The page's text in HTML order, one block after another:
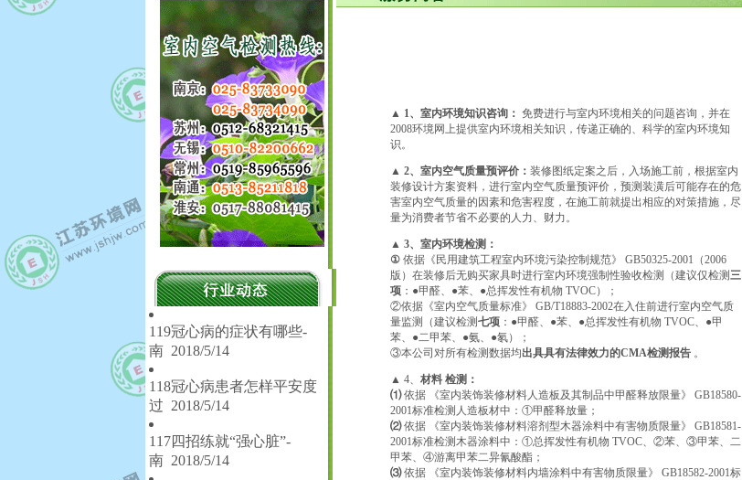
119冠心病的症状有哪些-
南2018/5/14
118冠心病患者怎样平安度
过 2018/5/14
117四招练就“强心脏”-
南2018/5/14
▲ 1、室内环境知识咨询： 免费进行与室内环境相关的问题咨询，并在
2008环境网上提供室内环境相关知识，传递正确的、科学的室内环境知
识。
▲ 2、室内空气质量预评价： 装修图纸定案之后，入场施工前，根据室内
装修设计方案资料，进行室内空气质量预评价，预测装潢后可能存在的危
害室内空气质量的因素和危害程度，在施工前就提出相应的对策措施，尽
量为消费者节省不必要的人力、财力。
▲ 3、室内环境检测：
①依据《民用建筑工程室内环境污染控制规范》 GB50325-2001（2006
版）在装修后无购买家具时进行室内环境强制性验收检测（建议仅检测三
项：●甲醛、●苯、●总挥发性有机物 TVOC）；
②依据《室内空气质量标准》 GB/T18883-2002在入住前进行室内空气质
量监测（建议检测七项：●甲醛、●苯、●总挥发性有机物 TVOC、●甲
苯、●二甲苯、●氨、●氡）；
③本公司对所有检测数据均出具具有法律效力的CMA检测报告。
▲ 4、 材料 检测：
⑴依据 《室内装饰装修材料人造板及其制品中甲醛释放限量》 GB18580-
2001标准检测人造板材中：①甲醛释放量；
⑵依据 《室内装饰装修材料溶剂型木器涂料中有害物质限量》 GB18581-
2001标准检测木器涂料中：①总挥发性有机物 TVOC、②苯、③甲苯、二
甲苯、④游离甲苯二异氰酸酯；
⑶依据 《室内装饰装修材料内墙涂料中有害物质限量》 GB18582-2001标